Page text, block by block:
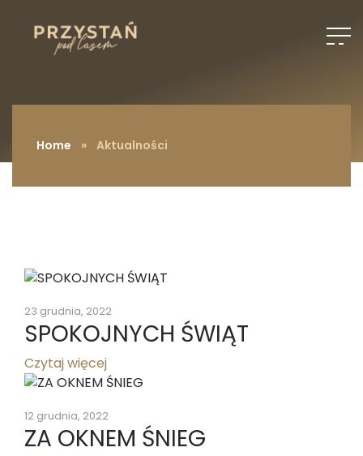
Home » Aktualności
23 grudnia, 2022
SPOKOJNYCH ŚWIĄT
Czytaj więcej
12 grudnia, 2022
ZA OKNEM ŚNIEG